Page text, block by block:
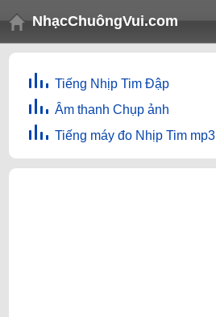
NhạcChuôngVui.com
Tiếng Nhịp Tim Đập
Âm thanh Chụp ảnh
Tiếng máy đo Nhịp Tim mp3